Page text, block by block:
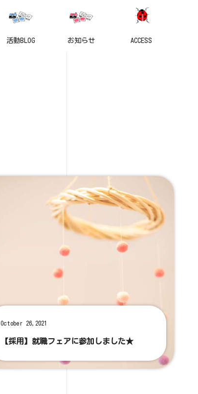
活動BLOG お知らせ ACCESS
October 26,2021
【採用】就職フェアに参加しました★